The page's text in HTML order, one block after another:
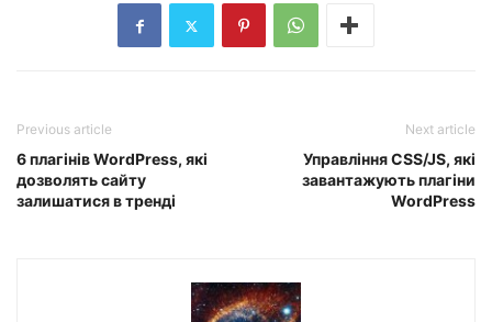
Previous article
6 плагінів WordPress, які
дозволять сайту
залишатися в тренді
Next article
Управління CSS/JS, які
завантажують плагіни
WordPress